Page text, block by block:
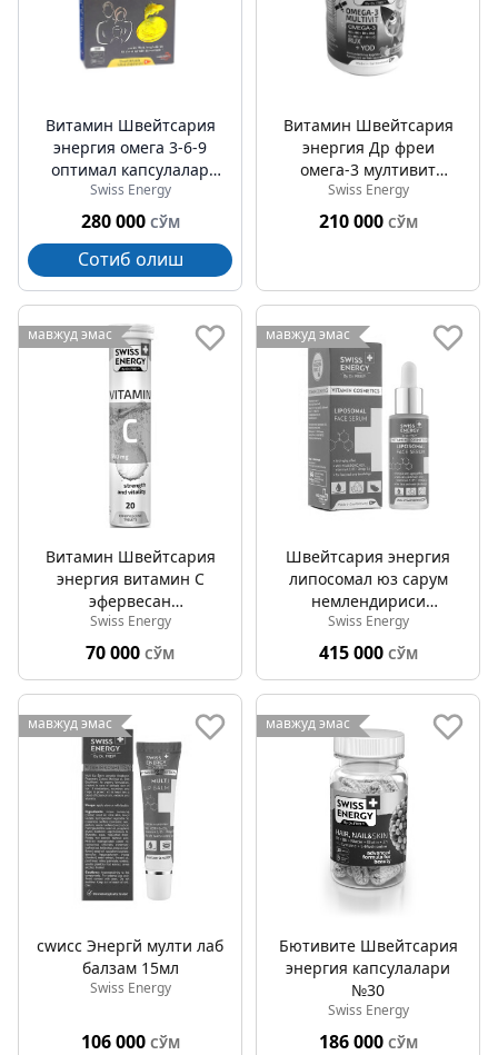
Витамин Швейтсария
энергия омега 3-6-9
оптимал капсулалар
№30
Swiss Energy
280 000 СЎМ
Сотиб олиш
Витамин Швейтсария
энергия Др фреи
омега-3 мултивит
болалар пастиллери
№60
Swiss Energy
210 000 СЎМ
мавжуд эмас
Витамин Швейтсария
энергия витамин C
эфервесан
таблеткалари №20
Swiss Energy
70 000 СЎМ
мавжуд эмас
Швейтсария энергия
липосомал юз сарум
немлендириcи
липосомал 30мл
Swiss Energy
415 000 СЎМ
мавжуд эмас
сwисс Энергй мулти лаб
балзам 15мл
Swiss Energy
106 000 СЎМ
мавжуд эмас
Бютивите Швейтсария
энергия капсулалари
№30
Swiss Energy
186 000 СЎМ